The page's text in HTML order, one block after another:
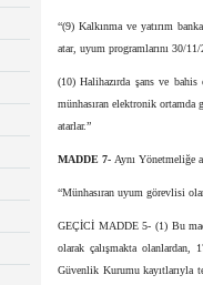
“(9) Kalkınma ve yatırım
atar, uyum programlarını 30/
(10) Halihazırda şans ve
münhasıran elektronik ortamda
atarlar.”
MADDE 7- Aynı Yönetmeliğe
“Münhasıran uyum görevlisi
GEÇİCİ MADDE 5- (1) Bu
olarak çalışmakta olanlardan,
Güvenlik Kurumu kayıtlarıyla